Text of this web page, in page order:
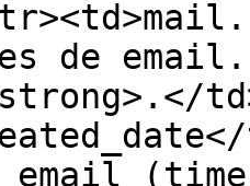
de